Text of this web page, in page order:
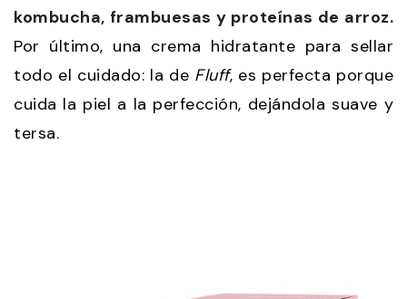
kombucha, frambuesas y proteínas de arroz.
Por último, una crema hidratante para sellar
todo el cuidado: la de Fluff, es perfecta porque
cuida la piel a la perfección, dejándola suave y
tersa.